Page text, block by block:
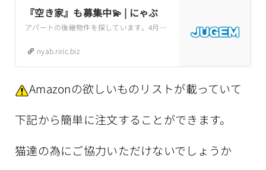
『空き家』も募集中💫 | にゃぶ
アパートの後継物件を探しています。4月末に退去が決まっています。それまでに引っ越す予定でしたが、残念ながらその家をお借りすることができなくなりました。できれば泉区内で、格安で貸していただけたらとても有り難いです。弥生台近辺ならなおありがたい
nyab.riric.biz
Amazonの欲しいものリストが載っていて
下記から簡単に注文することができます。
猫達の為にご協力いただけないでしょうか